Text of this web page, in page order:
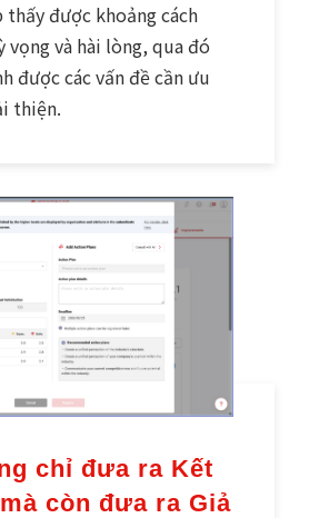
thấy được khoảng cách
vọng và hài lòng, qua đó
được các vấn đề cần ưu
thiện.
chỉ đưa ra Kết
còn đưa ra Giả